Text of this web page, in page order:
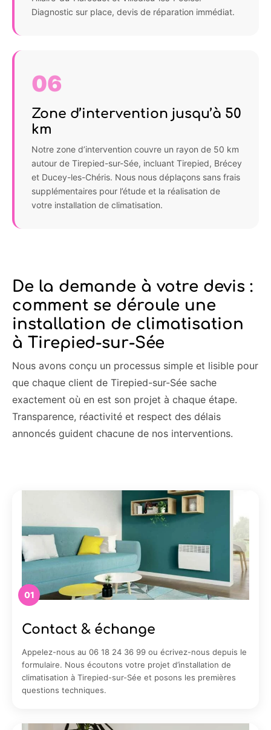
Diagnostic sur place, devis de réparation immédiat.
06
Zone d’intervention jusqu’à 50
km
Notre zone d’intervention couvre un rayon de 50 km
autour de Tirepied-sur-Sée, incluant Tirepied, Brécey
et Ducey-les-Chéris. Nous nous déplaçons sans frais
supplémentaires pour l’étude et la réalisation de
votre installation de climatisation.
De la demande à votre devis :
comment se déroule une
installation de climatisation
à Tirepied-sur-Sée
Nous avons conçu un processus simple et lisible pour
que chaque client de Tirepied-sur-Sée sache
exactement où en est son projet à chaque étape.
Transparence, réactivité et respect des délais
annoncés guident chacune de nos interventions.
01
Contact & échange
Appelez-nous au 06 18 24 36 99 ou écrivez-nous depuis le
formulaire. Nous écoutons votre projet d’installation de
climatisation à Tirepied-sur-Sée et posons les premières
questions techniques.